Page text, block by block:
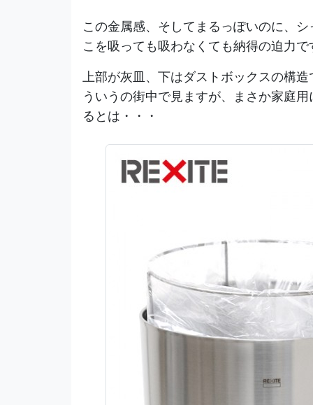
この金属感、そしてまるっぽいのに、
こを吸っても吸わなくても納得の迫力で
上部が灰皿、下はダストボックスの構
ういうの街中で見ますが、まさか家庭
るとは・・・